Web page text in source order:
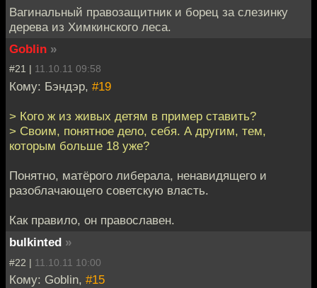
Вагинальный правозащитник и борец за слезинку
дерева из Химкинского леса.
Goblin »
#21 | 11.10.11 09:58
Кому: Бэндэр, #19
> Кого ж из живых детям в пример ставить?
> Своим, понятное дело, себя. А другим, тем,
которым больше 18 уже?
Понятно, матёрого либерала, ненавидящего и
разоблачающего советскую власть.
Как правило, он православен.
bulkinted »
#22 | 11.10.11 10:00
Кому: Goblin, #15